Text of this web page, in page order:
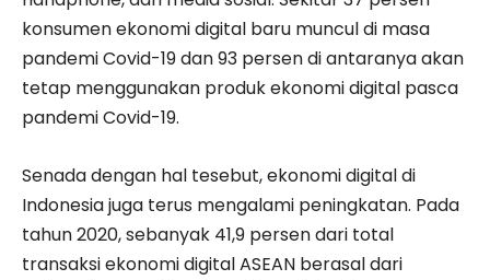
konsumen ekonomi digital baru muncul di masa
pandemi Covid-19 dan 93 persen di antaranya akan
tetap menggunakan produk ekonomi digital pasca
pandemi Covid-19.
Senada dengan hal tesebut, ekonomi digital di
Indonesia juga terus mengalami peningkatan. Pada
tahun 2020, sebanyak 41,9 persen dari total
transaksi ekonomi digital ASEAN berasal dari